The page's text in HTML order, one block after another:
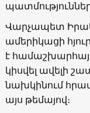
Վարչապետ
ամերիկացի
է
կիսվել ավելի
նախկինում
այս թեմայով։